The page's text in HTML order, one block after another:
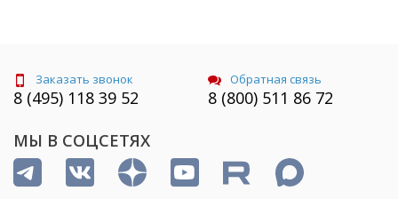
Заказать звонок
8 (495) 118 39 52
Обратная связь
8 (800) 511 86 72
МЫ В СОЦСЕТЯХ